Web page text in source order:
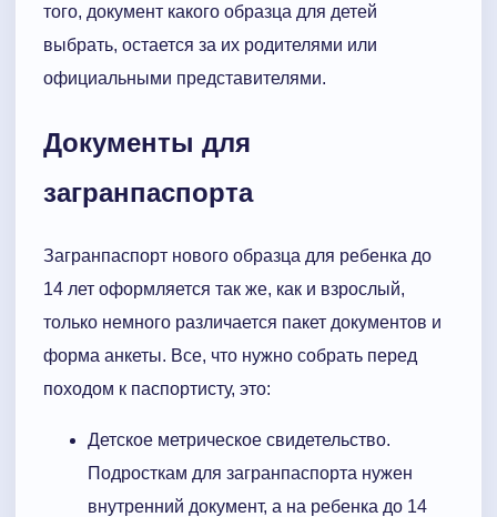
того, документ какого образца для детей
выбрать, остается за их родителями или
официальными представителями.
Документы для
загранпаспорта
Загранпаспорт нового образца для ребенка до
14 лет оформляется так же, как и взрослый,
только немного различается пакет документов и
форма анкеты. Все, что нужно собрать перед
походом к паспортисту, это:
Детское метрическое свидетельство.
Подросткам для загранпаспорта нужен
внутренний документ, а на ребенка до 14